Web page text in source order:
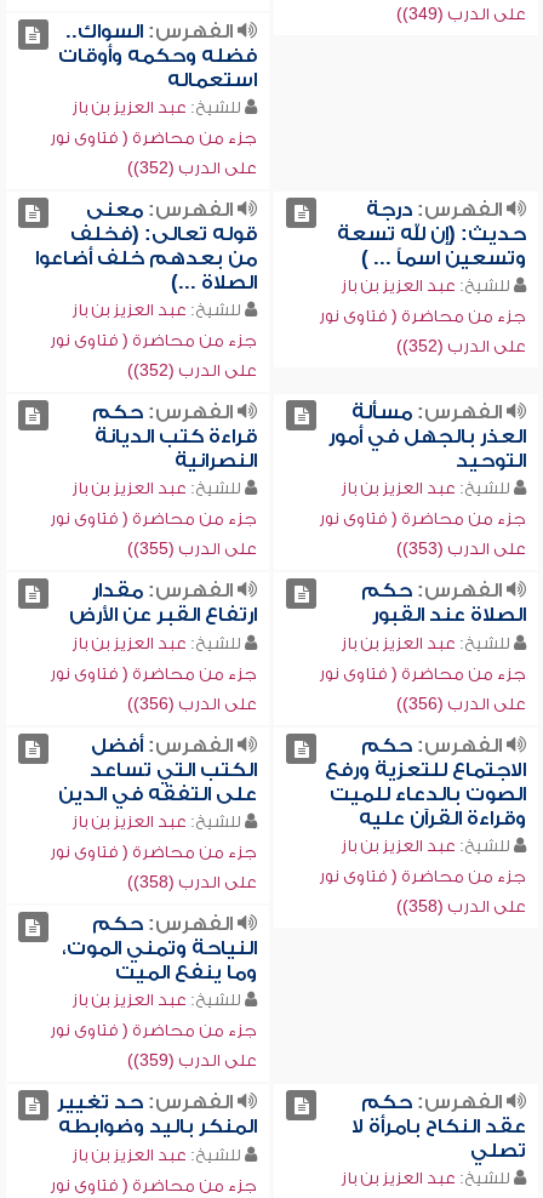
على الدرب (349))
الفهرس:السواك..
فضله وحكمه وأوقات
استعماله
للشيخ: عبد العزيز بن باز
جزء من محاضرة ( فتاوى نور
على الدرب (352))
الفهرس:درجة
حديث: (إن لله تسعة
وتسعين اسماً ... )
للشيخ: عبد العزيز بن باز
جزء من محاضرة ( فتاوى نور
على الدرب (352))
الفهرس:معنى
قوله تعالى: (فخلف
من بعدهم خلف أضاعوا
الصلاة ...)
للشيخ: عبد العزيز بن باز
جزء من محاضرة ( فتاوى نور
على الدرب (352))
الفهرس:مسألة
العذر بالجهل في أمور
التوحيد
للشيخ: عبد العزيز بن باز
جزء من محاضرة ( فتاوى نور
على الدرب (353))
الفهرس:حكم
قراءة كتب الديانة
النصرانية
للشيخ: عبد العزيز بن باز
جزء من محاضرة ( فتاوى نور
على الدرب (355))
الفهرس:حكم
الصلاة عند القبور
للشيخ: عبد العزيز بن باز
جزء من محاضرة ( فتاوى نور
على الدرب (356))
الفهرس:مقدار
ارتفاع القبر عن الأرض
للشيخ: عبد العزيز بن باز
جزء من محاضرة ( فتاوى نور
على الدرب (356))
الفهرس:حكم
الاجتماع للتعزية ورفع
الصوت بالدعاء للميت
وقراءة القرآن عليه
للشيخ: عبد العزيز بن باز
جزء من محاضرة ( فتاوى نور
على الدرب (358))
الفهرس:أفضل
الكتب التي تساعد
على التفقه في الدين
للشيخ: عبد العزيز بن باز
جزء من محاضرة ( فتاوى نور
على الدرب (358))
الفهرس:حكم
النياحة وتمني الموت،
وما ينفع الميت
للشيخ: عبد العزيز بن باز
جزء من محاضرة ( فتاوى نور
على الدرب (359))
الفهرس:حكم
عقد النكاح بامرأة لا
تصلي
للشيخ: عبد العزيز بن باز
الفهرس:حد تغيير
المنكر باليد وضوابطه
للشيخ: عبد العزيز بن باز
جزء من محاضرة ( فتاوى نور